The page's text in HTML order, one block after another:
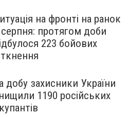
на фронті на ранок
протягом доби
223 бойових
добу захисники України
1190 російських